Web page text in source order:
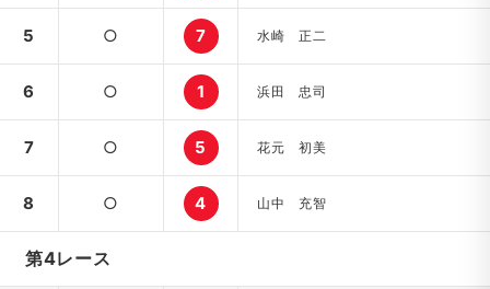
5 ○ 7 水崎 正二
6 ○ 1 浜田 忠司
7 ○ 5 花元 初美
8 ○ 4 山中 充智
第4レース